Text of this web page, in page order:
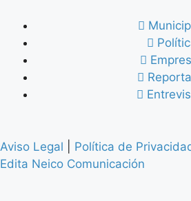
Aviso Legal Política de
Edita Neico Comunicación